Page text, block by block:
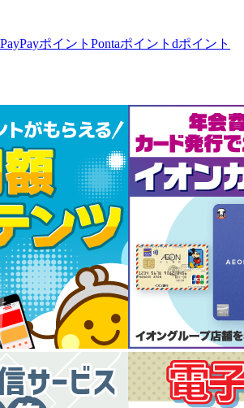
PayPayポイント Pontaポイント dポイント